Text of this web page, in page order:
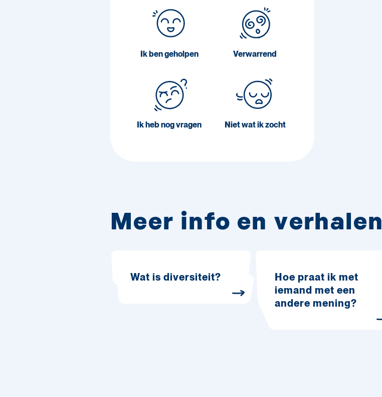
Ik ben geholpen Verwarrend
Ik heb nog vragen Niet wat ik zocht
Meer info en verhalen
Wat is diversiteit?
Hoe praat ik met
iemand met een
andere mening?